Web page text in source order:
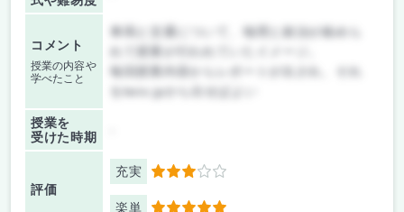
コメント
授業の内容や
学べたこと
車両と交通について、地理と政治が絡めら
毎回授業内容からレポートが出され、それ
をkeio.jpから出せばよい
授業を
受けた時期
評価
充実 3
楽単